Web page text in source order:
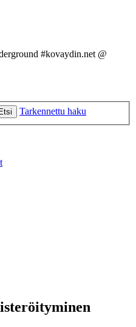
#kovaydin.net @
Etsi Tarkennettu haku